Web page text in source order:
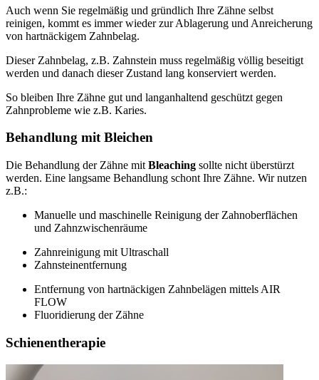
Auch wenn Sie regelmäßig und gründlich Ihre Zähne selbst
reinigen, kommt es immer wieder zur Ablagerung und Anreicherung
von hartnäckigem Zahnbelag.
Dieser Zahnbelag, z.B. Zahnstein muss regelmäßig völlig beseitigt
werden und danach dieser Zustand lang konserviert werden.
So bleiben Ihre Zähne gut und langanhaltend geschützt gegen
Zahnprobleme wie z.B. Karies.
Behandlung mit Bleichen
Die Behandlung der Zähne mit Bleaching sollte nicht überstürzt
werden. Eine langsame Behandlung schont Ihre Zähne. Wir nutzen
z.B.:
Manuelle und maschinelle Reinigung der Zahnoberflächen
und Zahnzwischenräume
Zahnreinigung mit Ultraschall
Zahnsteinentfernung
Entfernung von hartnäckigen Zahnbelägen mittels AIR
FLOW
Fluoridierung der Zähne
Schienentherapie